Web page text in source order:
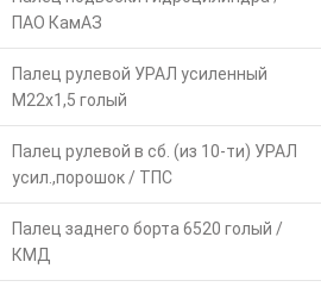
ПАО КамАЗ
Палец рулевой УРАЛ усиленный
М22х1,5 голый
Палец рулевой в сб. (из 10-ти) УРАЛ
усил.,порошок / ТПС
Палец заднего борта 6520 голый /
КМД